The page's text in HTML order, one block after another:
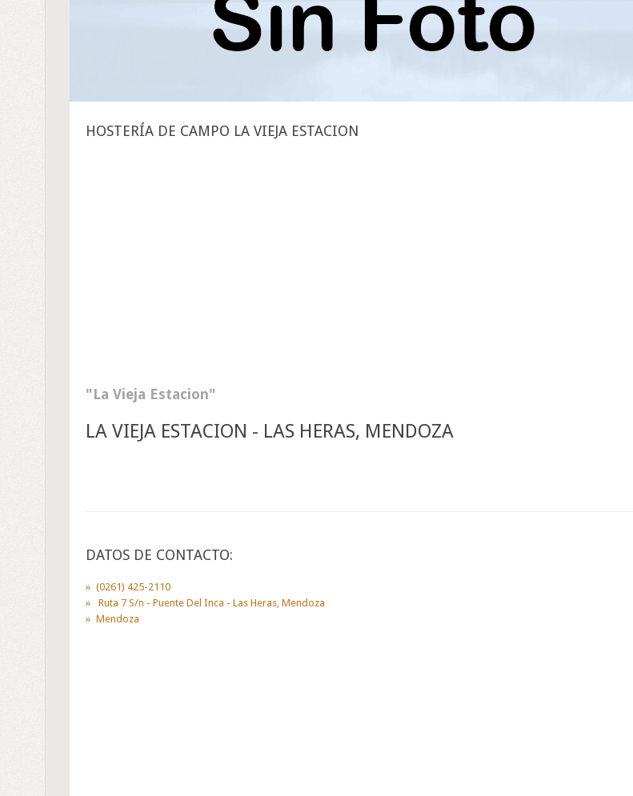
HOSTERÍA DE CAMPO LA VIEJA ESTACION
La Vieja Estacion
LA VIEJA ESTACION - LAS HERAS, MENDOZA
DATOS DE CONTACTO:
(0261) 425-2110
Ruta 7 S/n - Puente Del Inca - Las Heras, Mendoza
Mendoza